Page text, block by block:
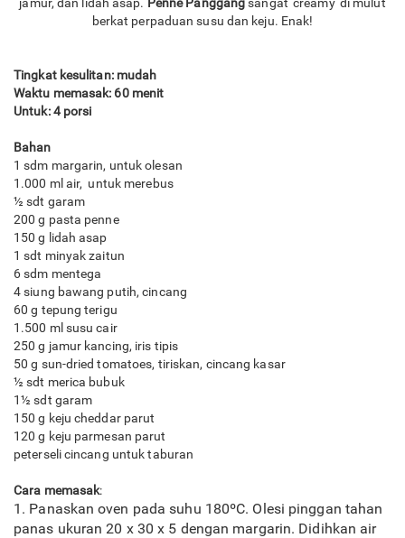
berkat perpaduan susu dan keju. Enak!
Tingkat kesulitan: mudah
Waktu memasak: 60 menit
Untuk: 4 porsi
Bahan
1 sdm margarin, untuk olesan
1.000 ml air, untuk merebus
½ sdt garam
200 g pasta penne
150 g lidah asap
1 sdt minyak zaitun
6 sdm mentega
4 siung bawang putih, cincang
60 g tepung terigu
1.500 ml susu cair
250 g jamur kancing, iris tipis
50 g sun-dried tomatoes, tiriskan, cincang kasar
½ sdt merica bubuk
1½ sdt garam
150 g keju cheddar parut
120 g keju parmesan parut
peterseli cincang untuk taburan
Cara memasak:
1. Panaskan oven pada suhu 180ºC. Olesi pinggan tahan
panas ukuran 20 x 30 x 5 dengan margarin. Didihkan air